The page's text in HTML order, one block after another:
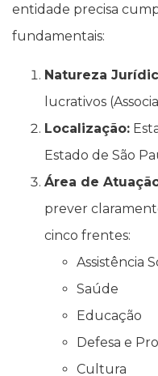
entidade precisa
fundamentais:
Natureza
lucrativos
Localização:
Estado de São
Área de
prever
cinco frentes:
Assistência
Saúde
Educação
Defesa e
Cultura